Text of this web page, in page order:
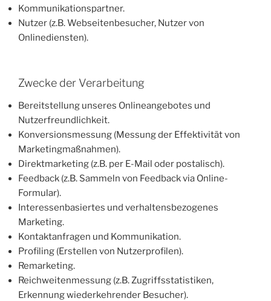
Kommunikationspartner.
Nutzer (z.B. Webseitenbesucher, Nutzer von
Onlinediensten).
Zwecke der Verarbeitung
Bereitstellung unseres Onlineangebotes und
Nutzerfreundlichkeit.
Konversionsmessung (Messung der Effektivität von
Marketingmaßnahmen).
Direktmarketing (z.B. per E-Mail oder postalisch).
Feedback (z.B. Sammeln von Feedback via Online-
Formular).
Interessenbasiertes und verhaltensbezogenes
Marketing.
Kontaktanfragen und Kommunikation.
Profiling (Erstellen von Nutzerprofilen).
Remarketing.
Reichweitenmessung (z.B. Zugriffsstatistiken,
Erkennung wiederkehrender Besucher).